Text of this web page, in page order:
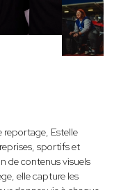
reportage, Estelle
sportifs et
de contenus visuels
elle capture les